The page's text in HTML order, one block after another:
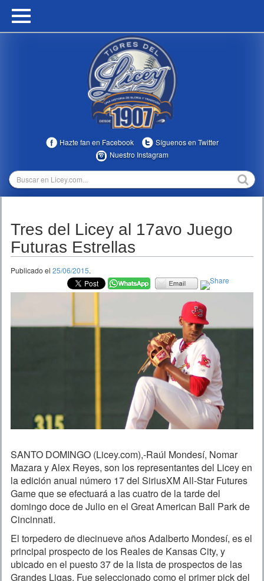
HOME
MULTIMEDIA
TEMPORADAS
Hazte fan en Facebook
Síguenos en Twitter
Nuestro Instagram
Tres del Licey al 17avo Juego
Futuras Estrellas
Publicado el 25/06/2015.
SANTO DOMINGO (Licey.com),-Raúl Mondesí, Nomar
Mazara y Alex Reyes, son los representantes del Licey en
la edición anual número 17 del SiriusXM All-Star Futures
Game que se efectuará a las cuatro de la tarde del
domingo doce de Julio en el Great American Ball Park de
Cincinnati.
El torpedero de diecinueve años Adalberto Mondesí, es el
principal prospecto de los Reales de Kansas City, y
ubicado en el puesto 37 de la lista de prospectos de las
Grandes Ligas. Fue seleccionado como el primer pick del